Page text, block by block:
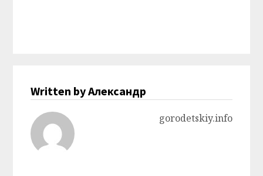
Written by Александр
gorodetskiy.info